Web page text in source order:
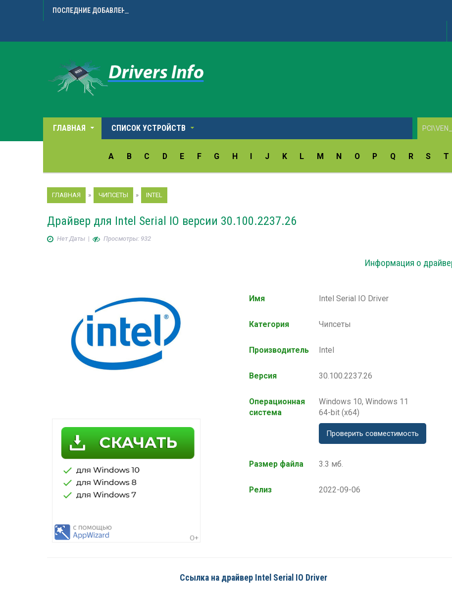
ПОСЛЕДНИЕ ДОБАВЛЕННЫЕ ДРАЙВЕРА
ГЛАВНАЯ СПИСОК УСТРОЙСТВ
A B C D E F G H J K L M N O P Q R S T
ГЛАВНАЯ » ЧИПСЕТЫ » INTEL
Драйвер для Intel Serial IO версии 30.100.2237.26
Нет Даты | Просмотры: 932
Информация о
Имя Intel Serial IO Driver
Категория Чипсеты
Производитель Intel
Версия 30.100.2237.26
Операционная
система
Windows 10, Windows 11
64-bit (x64)
Проверить совместимость
Размер файла 3.3 мб.
Релиз 2022-09-06
Ссылка на драйвер Intel Serial IO Driver